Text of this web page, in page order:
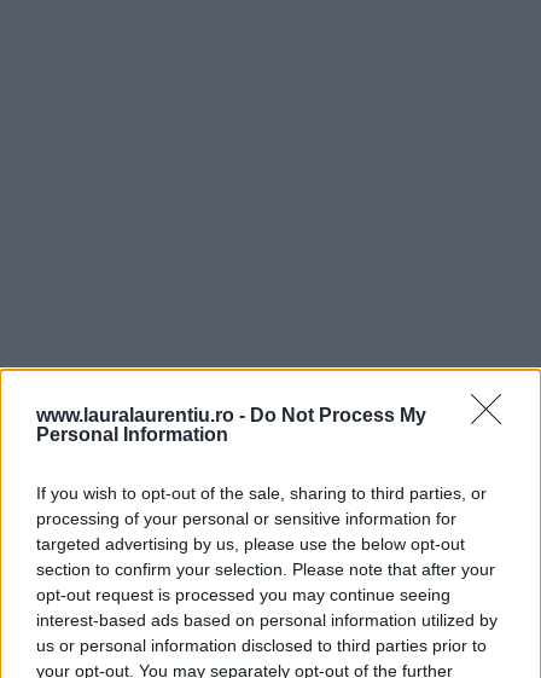
www.lauralaurentiu.ro - Do Not Process My
Personal Information
If you wish to opt-out of the sale, sharing to third parties, or
processing of your personal or sensitive information for
targeted advertising by us, please use the below opt-out
section to confirm your selection. Please note that after your
opt-out request is processed you may continue seeing
interest-based ads based on personal information utilized by
us or personal information disclosed to third parties prior to
your opt-out. You may separately opt-out of the further